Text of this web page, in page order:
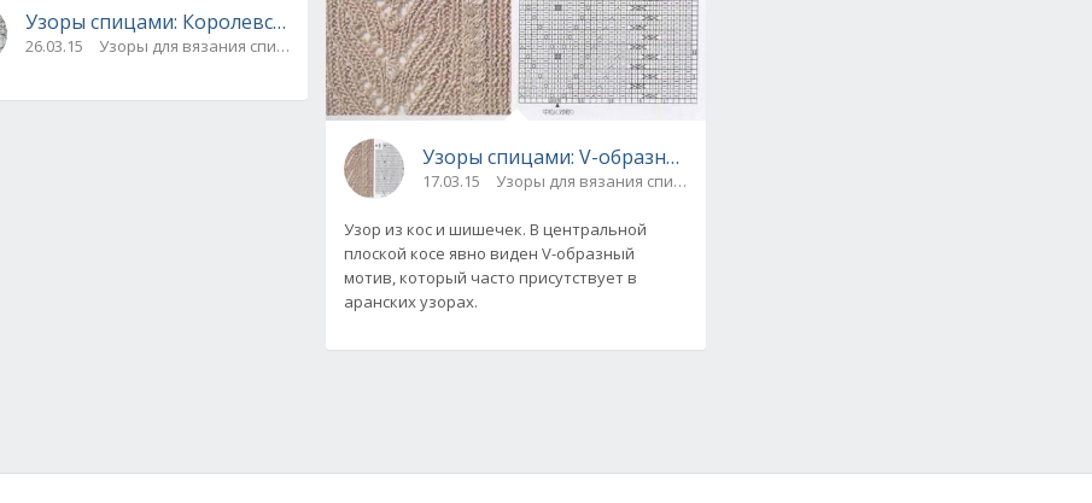
Узоры спицами: Королевские, объемные араны. Схема
26.03.15 Узоры для вязания спицами
Узоры спицами: V-образный мотив с косами и шишечками. Схема
17.03.15 Узоры для вязания спицами
Узор из кос и шишечек. В центральной
плоской косе явно виден V-образный
мотив, который часто присутствует в
аранских узорах.